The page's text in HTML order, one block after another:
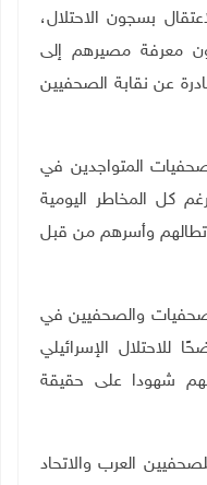
بسجون الاحتلال،
دون معرفة مصيرهم إلى
عن نقابة الصحفيين
المتواجدين في
كل المخاطر اليومية
تطالهم وأسرهم من قبل
والصحفيين في
للاحتلال الإسرائيلي
شهودا على حقيقة
العرب والاتحاد